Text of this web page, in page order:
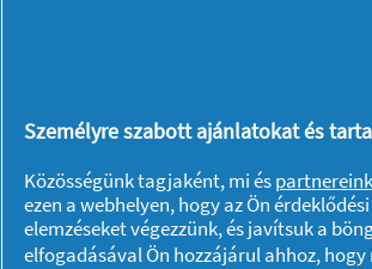
Rólunk P & G
Személyre szabott ajánlatokat és
Közösségünk tagjaként, mi éspartnereink
ezen a webhelyen, hogy az Ön
elemzéseket végezzünk, és javítsuk a
elfogadásával Ön hozzájárul ahhoz,